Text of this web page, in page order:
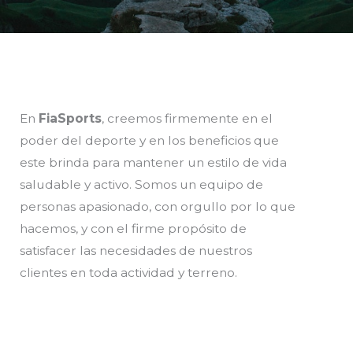
En FiaSports, creemos firmemente en el
poder del deporte y en los beneficios que
este brinda para mantener un estilo de vida
saludable y activo. Somos un equipo de
personas apasionado, con orgullo por lo que
hacemos, y con el firme propósito de
satisfacer las necesidades de nuestros
clientes en toda actividad y terreno.